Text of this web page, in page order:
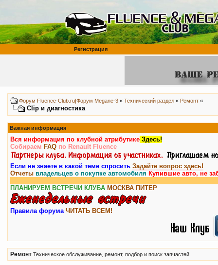
Регистрация
Форум Fluence-Club.ru|Форум Megane-3 « Технический раздел « Ремонт «
Clip и диагностика
Важная информация
Вся информация по клубной атрибутике Здесь!
Собираем FAQ по Renault Fluence
Если не знаете в какой теме спросить Задайте вопрос здесь!
Отчеты владельцев о покупке автомобиляКупившие авто, не
ПЛАНИРУЕМ ВСТРЕЧИ КЛУБА МОСКВА ПИТЕР
Правила форума ЧИТАТЬ ВСЕМ!
Ремонт Техническое обслуживание, ремонт, подбор и поиск запчастей